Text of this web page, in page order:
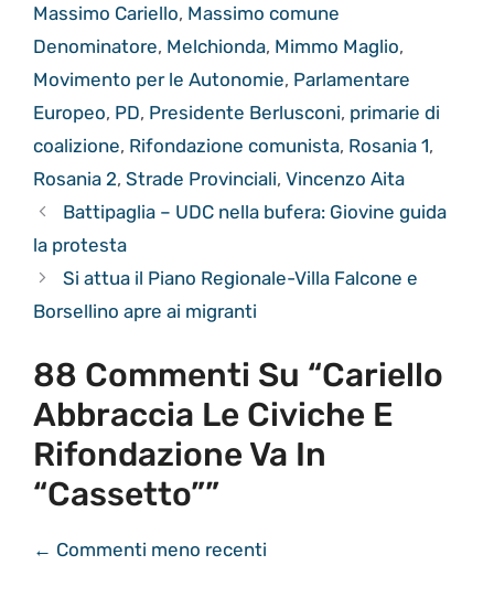
Massimo Cariello, Massimo comune
Denominatore, Melchionda, Mimmo Maglio,
Movimento per le Autonomie, Parlamentare
Europeo, PD, Presidente Berlusconi, primarie di
coalizione, Rifondazione comunista, Rosania 1,
Rosania 2, Strade Provinciali, Vincenzo Aita
Battipaglia – UDC nella bufera: Giovine guida
la protesta
Si attua il Piano Regionale-Villa Falcone e
Borsellino apre ai migranti
88 Commenti Su “Cariello
Abbraccia Le Civiche E
Rifondazione Va In
“cassetto””
NAVIGAZIONE
← Commenti meno recenti